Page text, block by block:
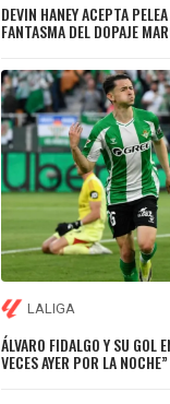
DEVIN HANEY ACEPTA
FANTASMA DEL DOPAJE
LALIGA
ÁLVARO FIDALGO Y SU GOL
VECES AYER POR LA NOCHE”